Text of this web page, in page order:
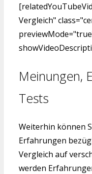
Vergleich"
Meinungen,
Tests
Weiterhin können
Erfahrungen
Vergleich auf
werden